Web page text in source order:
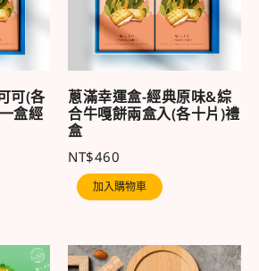
可(各
盒經
蔥滿幸運盒-經典原味&綜
合牛嘎餅兩盒入(各十片)禮
盒
NT$460
加入購物車